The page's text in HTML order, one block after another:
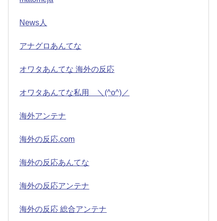
News人
アナグロあんてな
オワタあんてな 海外の反応
オワタあんてな私用 ＼(^o^)／
海外アンテナ
海外の反応.com
海外の反応あんてな
海外の反応アンテナ
海外の反応 総合アンテナ